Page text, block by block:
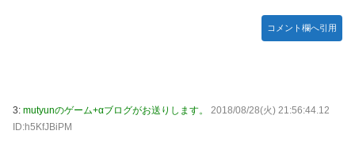
【艦これ】なんか調べたらE5めちゃくちゃ対地艦使うや
欧州「日本だけ反則だろ…」 世界の『日本びいき』にヨー
ロッパ全土から不満の声
コメント欄へ引用
3: mutyunのゲーム+αブログがお送りします。
2018/08/28(火) 21:56:44.12
ID:h5KfJBiPM